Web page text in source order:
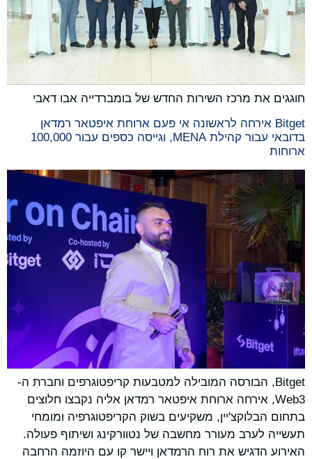
חוגגים את מרכז השירות החדש של בומברדייה אבו דאבי
Bitget אירחה לראשונה אי פעם ארוחת איפטאר רמדאן
בדובאי עבור קהילת MENA, וגייסה כספים עבור 100,000
ארוחות
Bitget, הבורסה המובילה למטבעות קריפטוגרפים וחברת ה-
Web3, אירחה ארוחת איפטאר רמדאן אליה נקבצו חלוצים
בתחום הבלוקצ'יין, משקיעים בשוק הקריפטוגרפיה ומומחי
תעשייה לערב מעורר מחשבה של נטוורקינג ושיתוף פעולה.
האירוע הדגיש את רוח הרמדאן ויישר קו עם היוזמה הרחבה